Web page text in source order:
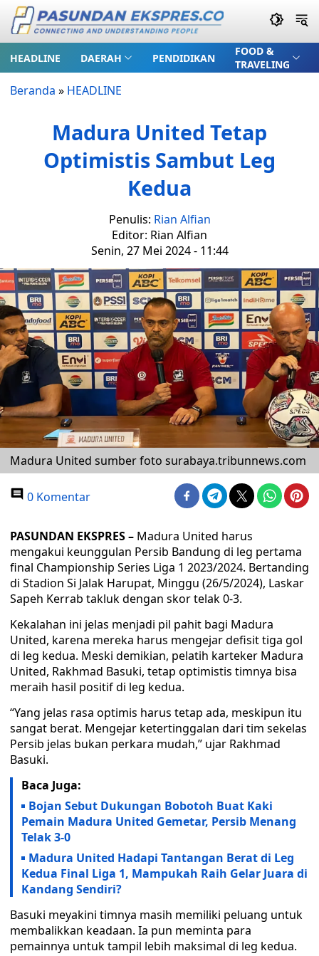
HEADLINE DAERAH PENDIDIKAN
FOOD &
TRAVELING
Beranda » HEADLINE
Madura United Tetap
Optimistis Sambut Leg
Kedua
Penulis: Rian Alfian
Editor: Rian Alfian
Senin, 27 Mei 2024 - 11:44
Madura United sumber foto surabaya.tribunnews.com
0 Komentar
PASUNDAN EKSPRES – Madura United harus
mengakui keunggulan Persib Bandung di leg pertama
final Championship Series Liga 1 2023/2024. Bertanding
di Stadion Si Jalak Harupat, Minggu (26/5/2024), Laskar
Sapeh Kerrab takluk dengan skor telak 0-3.
Kekalahan ini jelas menjadi pil pahit bagi Madura
United, karena mereka harus mengejar defisit tiga gol
di leg kedua. Meski demikian, pelatih karteker Madura
United, Rakhmad Basuki, tetap optimistis timnya bisa
meraih hasil positif di leg kedua.
“Yang jelas rasa optimis harus tetap ada, meskipun itu
sangat berat. Mengejar ketertinggalan dari tim sekelas
Persib jelas bukan perkara mudah,” ujar Rakhmad
Basuki.
Baca Juga:
Bojan Sebut Dukungan Bobotoh Buat Kaki
Pemain Madura United Gemetar, Persib Menang
Telak 3-0
Madura United Hadapi Tantangan Berat di Leg
Kedua Final Liga 1, Mampukah Raih Gelar Juara di
Kandang Sendiri?
Basuki meyakini timnya masih memiliki peluang untuk
membalikkan keadaan. Ia pun meminta para
pemainnya untuk tampil lebih maksimal di leg kedua.